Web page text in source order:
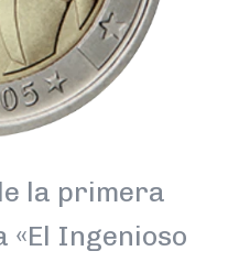
la primera
«El Ingenioso